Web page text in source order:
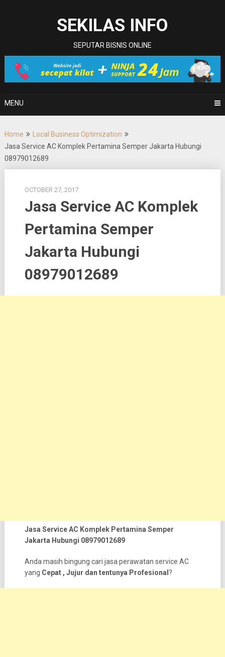
SEKILAS INFO
SEPUTAR BISNIS ONLINE
MENU
Home
Local Business Optimization
Jasa Service AC Komplek Pertamina Semper Jakarta Hubungi
08979012689
OCTOBER 27, 2017
Jasa Service AC Komplek
Pertamina Semper
Jakarta Hubungi
08979012689
Jasa Service AC Komplek Pertamina Semper
Jakarta Hubungi 08979012689
Anda masih bingung cari jasa perawatan service AC
yang Cepat , Jujur dan tentunya Profesional ?